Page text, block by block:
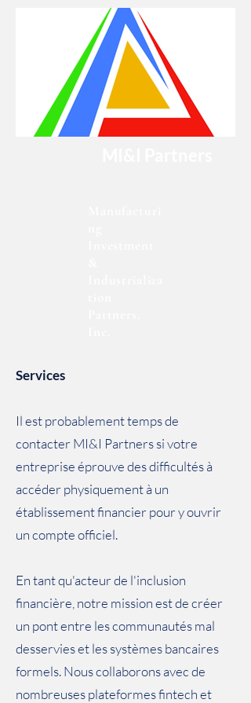
Services
Il est probablement temps de
contacter MI&I Partners si votre
entreprise éprouve des difficultés à
accéder physiquement à un
établissement financier pour y ouvrir
un compte officiel.
En tant qu'acteur de l'inclusion
financière, notre mission est de créer
un pont entre les communautés mal
desservies et les systèmes bancaires
formels. Nous collaborons avec de
nombreuses plateformes fintech et